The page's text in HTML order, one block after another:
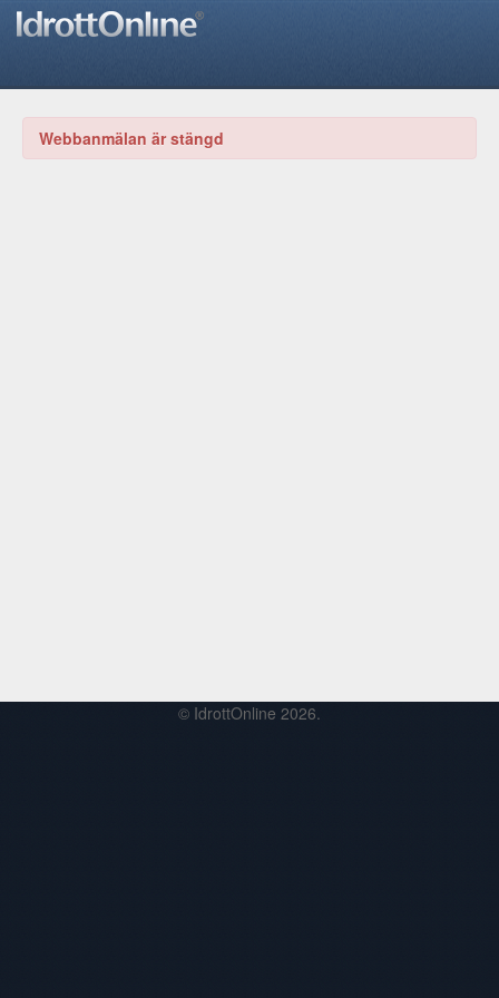
Webbanmälan är stängd
© IdrottOnline 2026.